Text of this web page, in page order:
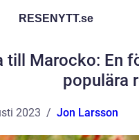
RESENYTT.se
till Marocko: En
populära
2023 Jon Larsson